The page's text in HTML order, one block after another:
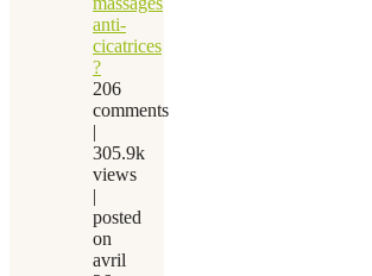
anti-
cicatrices
?
206
comments
|
305.9k
views
|
posted
on
avril